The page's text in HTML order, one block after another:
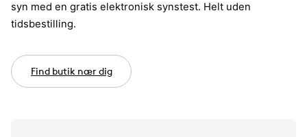
syn med en gratis elektronisk synstest. Helt uden
tidsbestilling.
Find butik nær dig